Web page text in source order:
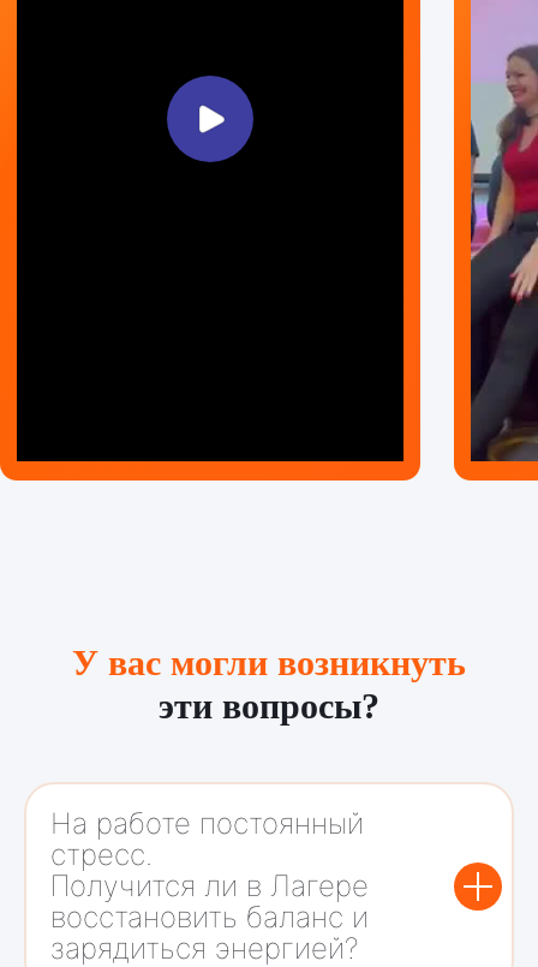
У вас могли возникнуть
эти вопросы?
На работе постоянный
стресс.
Получится ли в Лагере
восстановить баланс и
зарядиться энергией?